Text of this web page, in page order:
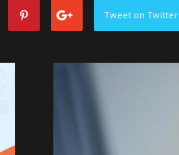
Tweet on Twitter